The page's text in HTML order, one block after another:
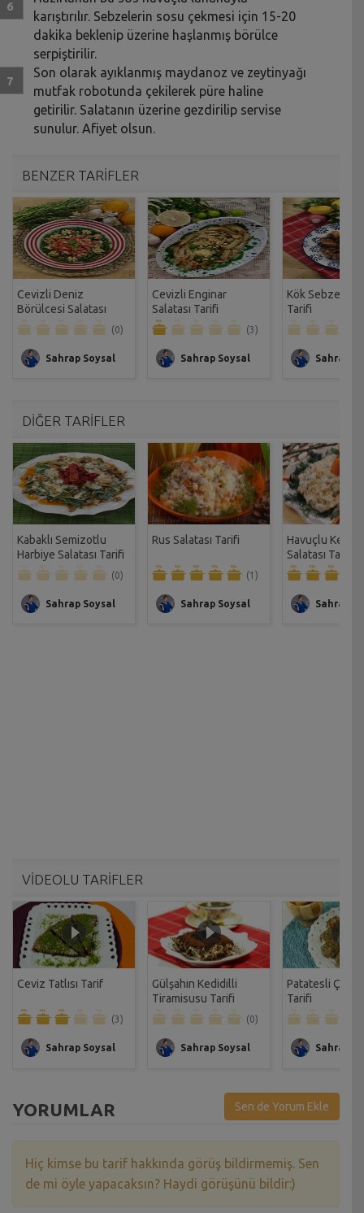
karıştırılır. Sebzelerin sosu çekmesi için 15-20
dakika beklenip üzerine haşlanmış börülce
serpiştirilir.
Son olarak ayıklanmış maydanoz ve zeytinyağı
mutfak robotunda çekilerek püre haline
getirilir. Salatanın üzerine gezdirilip servise
sunulur. Afiyet olsun.
BENZER TARİFLER
Cevizli Deniz
Börülcesi Salatası
Tarifi
(0)
Sahrap Soysal
Cevizli Enginar
Salatası Tarifi
(3)
Sahrap Soysal
Kök Sebze
Tarifi
Sahrap
DİĞER TARİFLER
Kabaklı Semizotlu
Harbiye Salatası Tarifi
(0)
Sahrap Soysal
Rus Salatası Tarifi
(1)
Sahrap Soysal
Havuçlu
Salatası Tarifi
Sahrap
VİDEOLU TARİFLER
Ceviz Tatlısı Tarif
(3)
Sahrap Soysal
Gülşahın Kedidilli
Tiramisusu Tarifi
(0)
Sahrap Soysal
Patatesli Çıtır
Tarifi
Sahrap
YORUMLAR Sen de Yorum Ekle
Hiç kimse bu tarif hakkında görüş bildirmemiş. Sen
de mi öyle yapacaksın? Haydi görüşünü bildir:)